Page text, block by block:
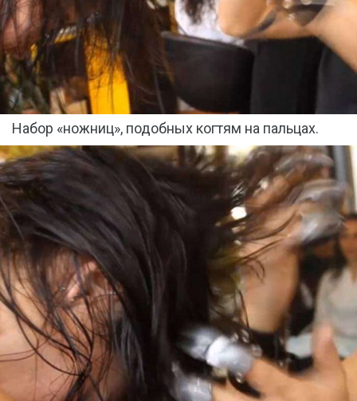
Набор «ножниц», подобных когтям на пальцах.